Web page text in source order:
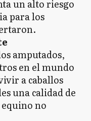
un alto riesgo
para los
amputados,
en el mundo
a caballos
una calidad de
no